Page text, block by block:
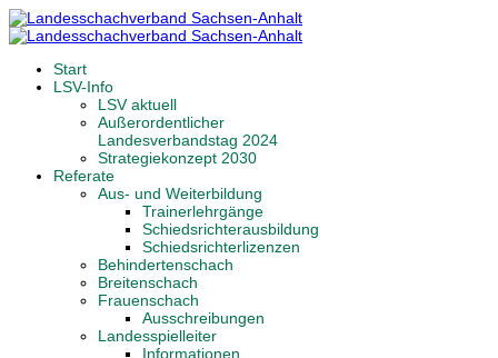
Start
LSV-Info
LSV aktuell
Außerordentlicher
Landesverbandstag 2024
Strategiekonzept 2030
Referate
Aus- und Weiterbildung
Trainerlehrgänge
Schiedsrichterausbildung
Schiedsrichterlizenzen
Behindertenschach
Breitenschach
Frauenschach
Ausschreibungen
Landesspielleiter
Informationen